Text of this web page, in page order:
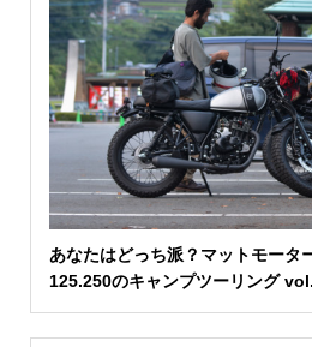
あなたはどっち派？マットモータ
125.250のキャンプツーリング